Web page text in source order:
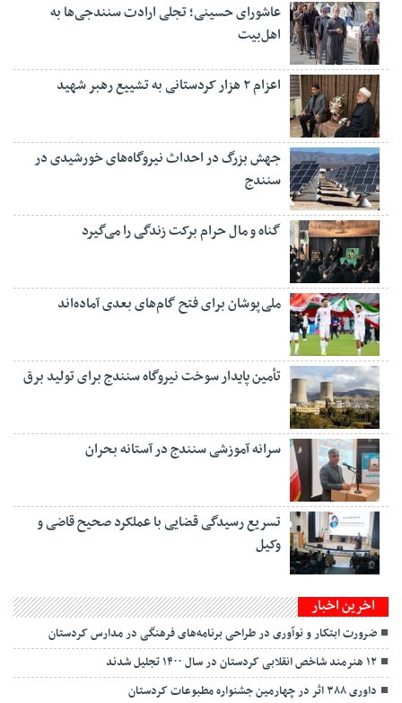
عاشورای حسینی؛ تجلی ارادت سنندجی‌ها به
اهل‌بیت
اعزام ۲ هزار کردستانی به تشییع رهبر شهید
جهش بزرگ در احداث نیروگاه‌های خورشیدی در
سنندج
گناه و مال حرام برکت زندگی را می‌گیرد
ملی‌پوشان برای فتح گام‌های بعدی آماده‌اند
تأمین پایدار سوخت نیروگاه سنندج برای تولید برق
سرانه آموزشی سنندج در آستانه بحران
تسریع رسیدگی قضایی با عملکرد صحیح قاضی و
وکیل
اخرین اخبار
ضرورت ابتکار و نوآوری در طراحی برنامه‌های فرهنگی در مدارس کردستان
۱۲ هنرمند شاخص انقلابی کردستان در سال ۱۴۰۰ تجلیل شدند
داوری ۳۸۸ اثر در چهارمین جشنواره مطبوعات کردستان